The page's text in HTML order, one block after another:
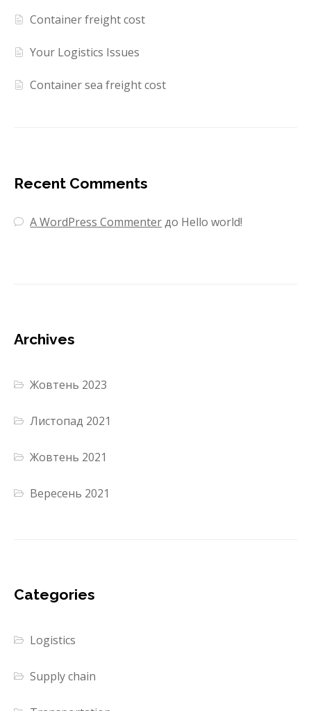
Container freight cost
Your Logistics Issues
Container sea freight cost
Recent Comments
A WordPress Commenterдо Hello world!
Archives
Жовтень 2023
Листопад 2021
Жовтень 2021
Вересень 2021
Categories
Logistics
Supply chain